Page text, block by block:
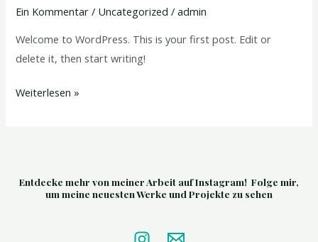
Ein Kommentar / Uncategorized /admin
Welcome to WordPress. This is your first post. Edit or
delete it, then start writing!
Weiterlesen »
Entdecke mehr von meiner Arbeit auf Instagram! Folge mir,
um meine neuesten Werke und Projekte zu sehen